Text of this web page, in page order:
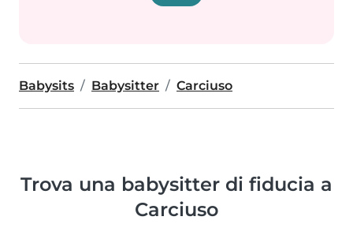
Babysits Babysitter Carciuso
Trova una babysitter di fiducia a
Carciuso